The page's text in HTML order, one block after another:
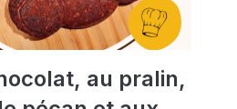
au pralin,